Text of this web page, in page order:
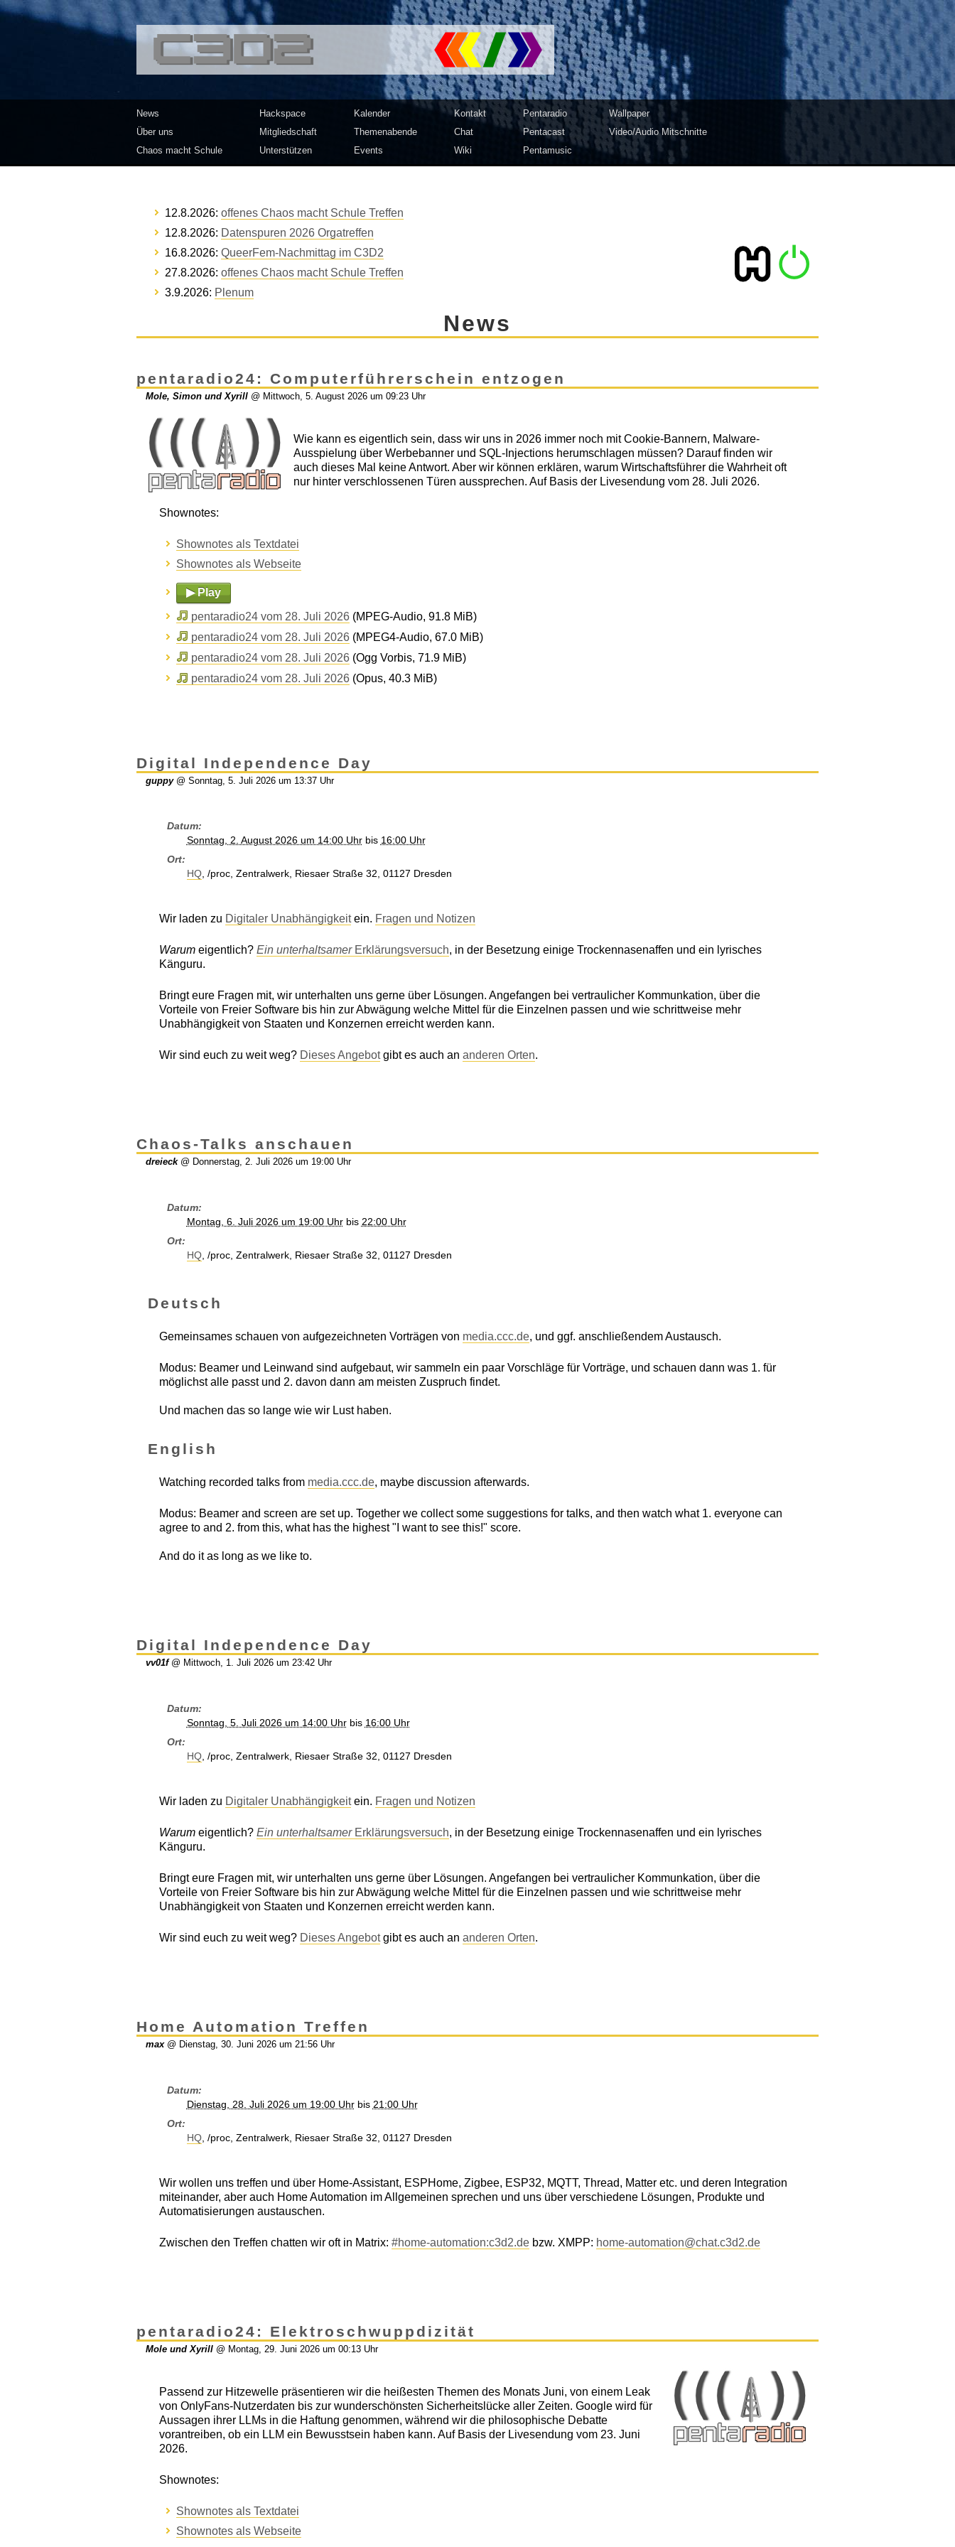
<<</>> Chaos Computer Club Dresden | c3d2
News
Über uns
Chaos macht Schule
Hackspace
Mitgliedschaft
Unterstützen
Kalender
Themenabende
Events
Kontakt
Chat
Wiki
Pentaradio
Pentacast
Pentamusic
Wallpaper
Video/Audio Mitschnitte
12.8.2026: offenes Chaos macht Schule Treffen
12.8.2026: Datenspuren 2026 Orgatreffen
16.8.2026: QueerFem-Nachmittag im C3D2
27.8.2026: offenes Chaos macht Schule Treffen
3.9.2026: Plenum
News
pentaradio24: Computerführerschein entzogen
Mole, Simon und Xyrill @ Mittwoch, 5. August 2026 um 09:23 Uhr
Wie kann es eigentlich sein, dass wir uns in 2026 immer noch mit Cookie-Bannern, Malware-
Ausspielung über Werbebanner und SQL-Injections herumschlagen müssen? Darauf finden wir
auch dieses Mal keine Antwort. Aber wir können erklären, warum Wirtschaftsführer die Wahrheit oft
nur hinter verschlossenen Türen aussprechen. Auf Basis der Livesendung vom 28. Juli 2026.
Shownotes:
Shownotes als Textdatei
Shownotes als Webseite
▶ Play
pentaradio24 vom 28. Juli 2026(MPEG-Audio, 91.8 MiB)
pentaradio24 vom 28. Juli 2026(MPEG4-Audio, 67.0 MiB)
pentaradio24 vom 28. Juli 2026(Ogg Vorbis, 71.9 MiB)
pentaradio24 vom 28. Juli 2026(Opus, 40.3 MiB)
Di­gi­tal In­de­pend­ence Day
guppy@ Sonntag, 5. Juli 2026 um 13:37 Uhr
Datum
Sonntag, 2. August 2026 um 14:00 Uhrbis 16:00 Uhr
Ort
HQ, /proc, Zentralwerk, Riesaer Straße 32, 01127 Dresden
Wir laden zu Digitaler Unabhängigkeitein. Fragen und Notizen
Warum eigentlich? Ein unterhaltsamerErklärungsversuch, in der Besetzung einige Trockennasenaffen und ein lyrisches
Känguru.
Bringt eure Fragen mit, wir unterhalten uns gerne über Lösungen. Angefangen bei vertraulicher Kommunkation, über die
Vorteile von Freier Software bis hin zur Abwägung welche Mittel für die Einzelnen passen und wie schrittweise mehr
Unabhängigkeit von Staaten und Konzernen erreicht werden kann.
Wir sind euch zu weit weg? Dieses Angebotgibt es auch an anderen Orten.
Chaos-Talks anschauen
dreieck@ Donnerstag, 2. Juli 2026 um 19:00 Uhr
Datum
Montag, 6. Juli 2026 um 19:00 Uhrbis 22:00 Uhr
Ort
HQ, /proc, Zentralwerk, Riesaer Straße 32, 01127 Dresden
Deutsch
Gemeinsames schauen von aufgezeichneten Vorträgen von media.ccc.de, und ggf. anschließendem Austausch.
Modus: Beamer und Leinwand sind aufgebaut, wir sammeln ein paar Vorschläge für Vorträge, und schauen dann was 1. für
möglichst alle passt und 2. davon dann am meisten Zuspruch findet.
Und machen das so lange wie wir Lust haben.
English
Watching recorded talks from media.ccc.de, maybe discussion afterwards.
Modus: Beamer and screen are set up. Together we collect some suggestions for talks, and then watch what 1. everyone can
agree to and 2. from this, what has the highest "I want to see this!" score.
And do it as long as we like to.
Di­gi­tal In­de­pend­ence Day
vv01f@ Mittwoch, 1. Juli 2026 um 23:42 Uhr
Datum
Sonntag, 5. Juli 2026 um 14:00 Uhrbis 16:00 Uhr
Ort
HQ, /proc, Zentralwerk, Riesaer Straße 32, 01127 Dresden
Wir laden zu Digitaler Unabhängigkeitein. Fragen und Notizen
Warum eigentlich? Ein unterhaltsamerErklärungsversuch, in der Besetzung einige Trockennasenaffen und ein lyrisches
Känguru.
Bringt eure Fragen mit, wir unterhalten uns gerne über Lösungen. Angefangen bei vertraulicher Kommunkation, über die
Vorteile von Freier Software bis hin zur Abwägung welche Mittel für die Einzelnen passen und wie schrittweise mehr
Unabhängigkeit von Staaten und Konzernen erreicht werden kann.
Wir sind euch zu weit weg? Dieses Angebotgibt es auch an anderen Orten.
Home Automation Treffen
max@ Dienstag, 30. Juni 2026 um 21:56 Uhr
Datum
Dienstag, 28. Juli 2026 um 19:00 Uhrbis 21:00 Uhr
Ort
HQ, /proc, Zentralwerk, Riesaer Straße 32, 01127 Dresden
Wir wollen uns treffen und über Home-Assistant, ESPHome, Zigbee, ESP32, MQTT, Thread, Matter etc. und deren Integration
miteinander, aber auch Home Automation im Allgemeinen sprechen und uns über verschiedene Lösungen, Produkte und
Automatisierungen austauschen.
Zwischen den Treffen chatten wir oft in Matrix: #home-automation:c3d2.de bzw. XMPP: home-automation@chat.c3d2.de
pentaradio24: Elektroschwuppdizität
Mole und Xyrill @ Montag, 29. Juni 2026 um 00:13 Uhr
Passend zur Hitzewelle präsentieren wir die heißesten Themen des Monats Juni, von einem Leak
von OnlyFans-Nutzerdaten bis zur wunderschönsten Sicherheitslücke aller Zeiten. Google wird für
Aussagen ihrer LLMs in die Haftung genommen, während wir die philosophische Debatte
vorantreiben, ob ein LLM ein Bewusstsein haben kann. Auf Basis der Livesendung vom 23. Juni
2026.
Shownotes:
Shownotes als Textdatei
Shownotes als Webseite